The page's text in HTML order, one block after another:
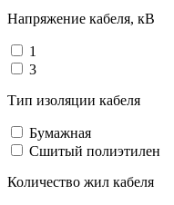
Напряжение кабеля, кВ
1
3
Тип изоляции кабеля
Бумажная
Сшитый полиэтилен
Количество жил кабеля